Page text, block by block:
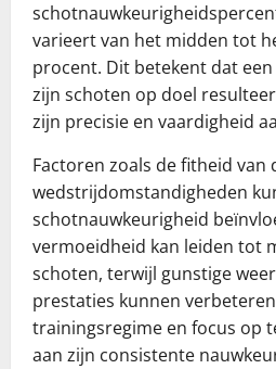
varieert van het midden tot
procent. Dit betekent dat
zijn schoten op doel
zijn precisie en vaardigheid
Factoren zoals de fitheid van
wedstrijdomstandigheden
schotnauwkeurigheid
vermoeidheid kan leiden tot
schoten, terwijl gunstige
prestaties kunnen
trainingsregime en focus op
aan zijn consistente